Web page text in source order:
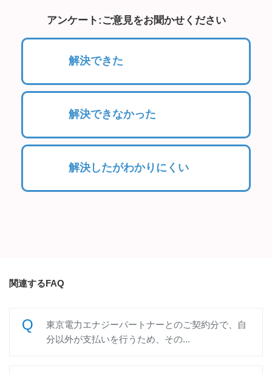
アンケート:ご意見をお聞かせください
解決できた
解決できなかった
解決したがわかりにくい
関連するFAQ
東京電力エナジーパートナーとのご契約分で、自
分以外が支払いを行うため、その...